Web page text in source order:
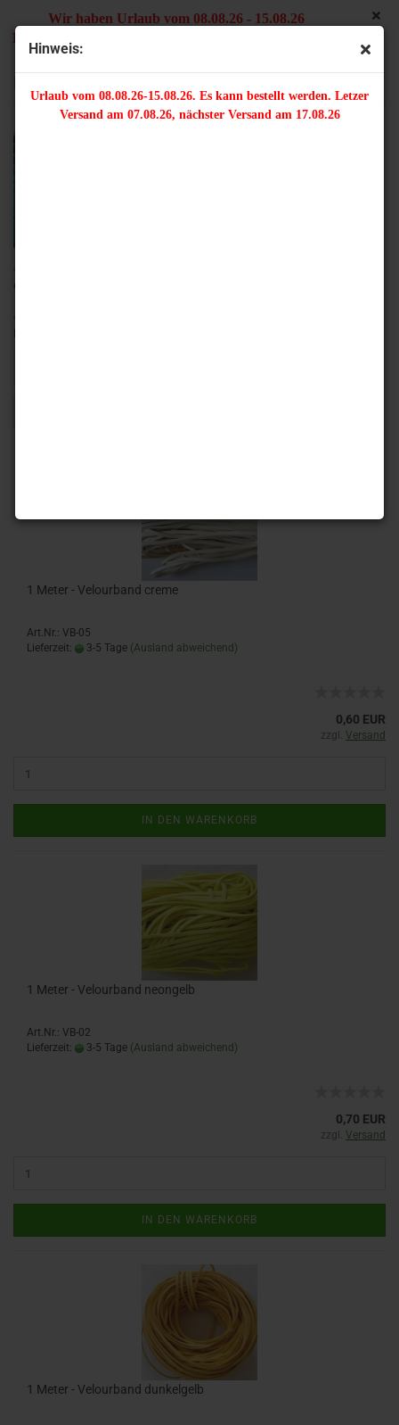
Hinweis:
Urlaub vom 08.08.26-15.08.26. Es kann bestellt werden. Letzer
Versand am 07.08.26, nächster Versand am 17.08.26
Wir haben Urlaub vom 08.08.26 - 15.08.26
Es kann bestellt werden. Letzter Versand am 07.08.26,
einsetzbar zur Gestaltung von individuellem Schmuck.
Masken
1 Meter - Velourband creme
Art.Nr.: VB-05
Lieferzeit:
3-5 Tage (Ausland abweichend)
0,60 EUR
zzgl. Versand
IN DEN WARENKORB
1 Meter - Velourband neongelb
Art.Nr.: VB-02
Lieferzeit:
3-5 Tage (Ausland abweichend)
0,70 EUR
zzgl. Versand
IN DEN WARENKORB
1 Meter - Velourband dunkelgelb